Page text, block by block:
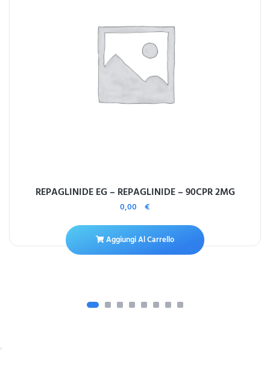
REPAGLINIDE EG – REPAGLINIDE – 90CPR 2MG
0,00 €
Aggiungi Al Carrello